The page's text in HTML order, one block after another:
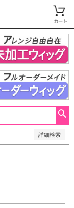
詳細検索